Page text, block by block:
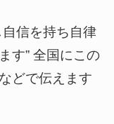
信を持ち自律
す” 全国にこの
どで伝えます